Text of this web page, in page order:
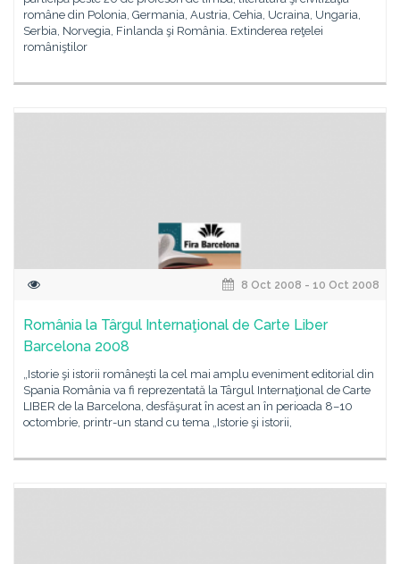
române din Polonia, Germania, Austria, Cehia, Ucraina, Ungaria,
Serbia, Norvegia, Finlanda şi România. Extinderea reţelei
româniştilor
8 Oct 2008 - 10 Oct 2008
România la Târgul Internaţional de Carte Liber
Barcelona 2008
„Istorie şi istorii româneşti la cel mai amplu eveniment editorial din
Spania România va fi reprezentată la Târgul Internaţional de Carte
LIBER de la Barcelona, desfăşurat în acest an în perioada 8–10
octombrie, printr-un stand cu tema „Istorie şi istorii,